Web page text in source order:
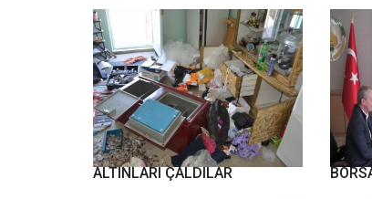
ÇELİK KASAYI DELEREK
ALTINLARI ÇALDILAR
SGK